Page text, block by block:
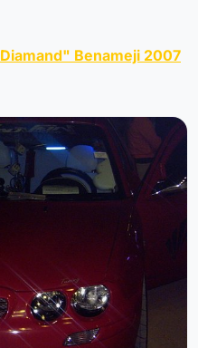
Benameji 2007